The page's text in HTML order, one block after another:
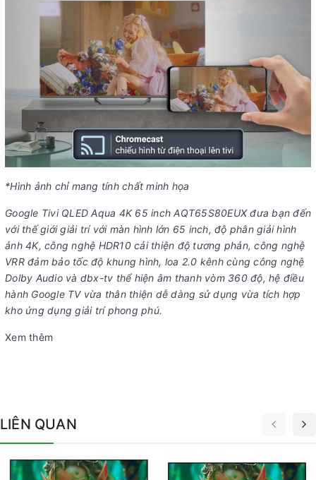
*Hình ảnh chỉ mang tính chất minh họa
Google Tivi QLED Aqua 4K 65 inch AQT65S80EUX đưa bạn đến
với thế giới giải trí với màn hình lớn 65 inch, độ phân giải hình
ảnh 4K, công nghệ HDR10 cải thiện độ tương phản, công nghệ
VRR đảm bảo tốc độ khung hình, loa 2.0 kênh cùng công nghệ
Dolby Audio và dbx-tv thể hiện âm thanh vòm 360 độ, hệ điều
hành Google TV vừa thân thiện dễ dàng sử dụng vừa tích hợp
kho ứng dụng giải trí phong phú.
Xem thêm
LIÊN QUAN